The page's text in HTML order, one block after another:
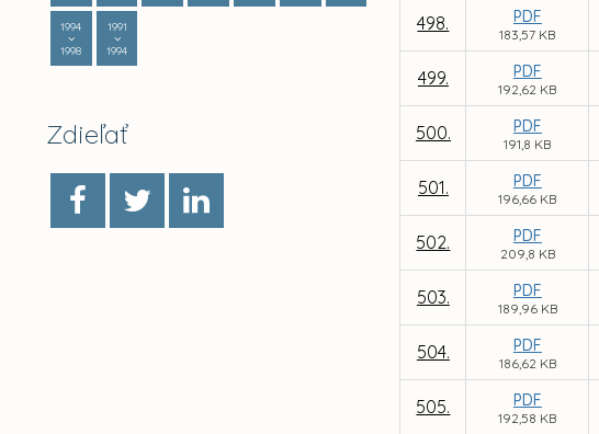
1994
1998
1991
1994
Zdieľať
498. PDF
183,57 KB
499. PDF
192,62 KB
500. PDF
191,8 KB
501. PDF
196,66 KB
502. PDF
209,8 KB
503. PDF
189,96 KB
504. PDF
186,62 KB
505. PDF
192,58 KB